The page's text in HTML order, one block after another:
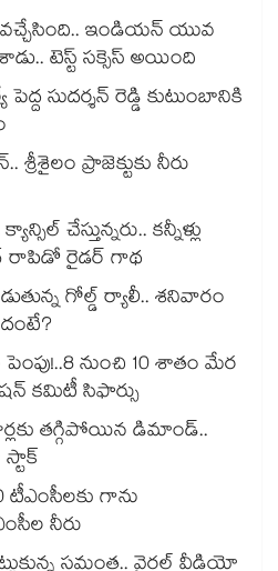
వచ్చేసింది.. ఇండియన్ యువ
టెస్ట్ సక్సెస్ అయింది
సుదర్శన్ రెడ్డి కుటుంబానికి
ప్రాజెక్టుకు నీరు
చేస్తున్నరు.. కన్నీళ్లు
రాపిడో రైడర్ గాథ
గోల్డ్ ర్యాలీ.. శనివారం
నుంచి 10 శాతం మేర
క‌‌మిటీ సిఫార్సు
తగ్గిపోయిన డిమాండ్..
టీఎంసీలకు గాను
నీరు